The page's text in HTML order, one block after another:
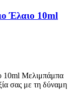
Έλαιο 10ml
10ml Μελιμπάμπα
σας με τη δύναμη